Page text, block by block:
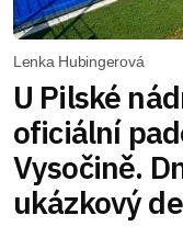
Lenka Hubingerová
U Pilské
oficiální
Vysočině.
ukázkový